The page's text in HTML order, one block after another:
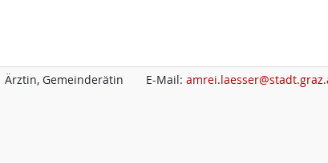
Ärztin, Gemeinderätin E-Mail: